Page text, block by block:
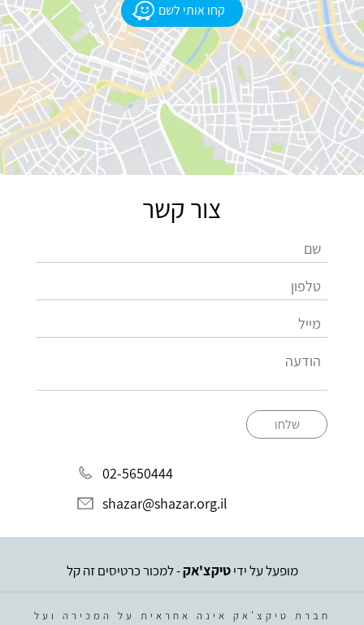
קחו אותי לשם
צור קשר
שלחו
02-5650444
shazar@shazar.org.il
מופעל על ידיטיקצ'אק- למכור כרטיסים זה קל
חברת טיקצ'אק אינה אחראית על המכירה ועל